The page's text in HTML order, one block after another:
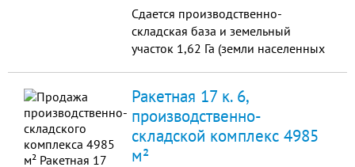
Сдается производственно-
складская база и земельный
участок 1,62 Га (земли населенных
производственно-складской
базы).На участке 1 холодный цех
300 кв.м. и модульный
административно-бытовой корпус
Ракетная 17 к. 6,
производственно-
складской комплекс 4985
м²